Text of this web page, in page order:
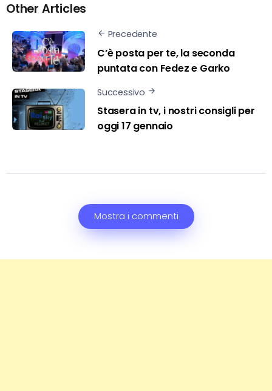
Other Articles
Precedente
C’è posta per te, la seconda
puntata con Fedez e Garko
Successivo
Stasera in tv, i nostri consigli per
oggi 17 gennaio
Mostra i commenti